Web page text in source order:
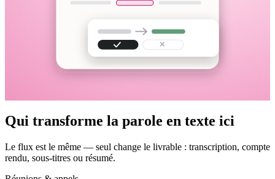
Qui transforme la parole en texte ici
Le flux est le même — seul change le livrable : transcription, compte
rendu, sous-titres ou résumé.